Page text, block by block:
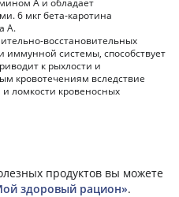
6 мкг бета-каротина
А.
восстановительных
системы, способствует
к рыхлости и
кровотечениям вследствие
ломкости кровеносных
продуктов вы можете
здоровый рацион».